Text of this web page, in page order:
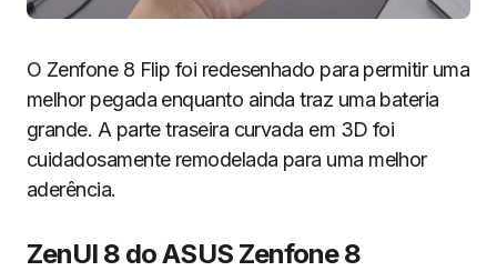
O Zenfone 8 Flip foi redesenhado para permitir uma
melhor pegada enquanto ainda traz uma bateria
grande. A parte traseira curvada em 3D foi
cuidadosamente remodelada para uma melhor
aderência.
ZenUI 8 do ASUS Zenfone 8